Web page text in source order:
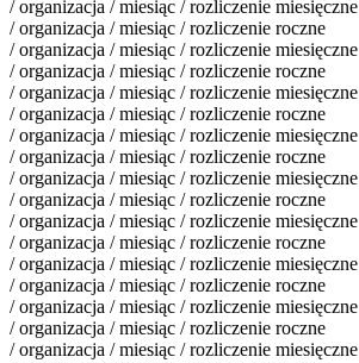
/ organizacja / miesiąc / rozliczenie miesięczne
/ organizacja / miesiąc / rozliczenie roczne
/ organizacja / miesiąc / rozliczenie miesięczne
/ organizacja / miesiąc / rozliczenie roczne
/ organizacja / miesiąc / rozliczenie miesięczne
/ organizacja / miesiąc / rozliczenie roczne
/ organizacja / miesiąc / rozliczenie miesięczne
/ organizacja / miesiąc / rozliczenie roczne
/ organizacja / miesiąc / rozliczenie miesięczne
/ organizacja / miesiąc / rozliczenie roczne
/ organizacja / miesiąc / rozliczenie miesięczne
/ organizacja / miesiąc / rozliczenie roczne
/ organizacja / miesiąc / rozliczenie miesięczne
/ organizacja / miesiąc / rozliczenie roczne
/ organizacja / miesiąc / rozliczenie miesięczne
/ organizacja / miesiąc / rozliczenie roczne
/ organizacja / miesiąc / rozliczenie miesięczne